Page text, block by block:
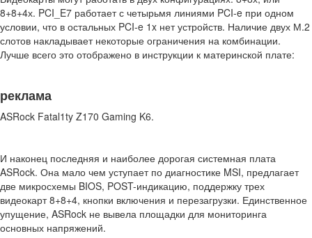
8+8+4х. PCI_E7 работает с четырьмя линиями PCI-e при одном
условии, что в остальных PCI-e 1x нет устройств. Наличие двух М.2
слотов накладывает некоторые ограничения на комбинации.
Лучше всего это отображено в инструкции к материнской плате:
реклама
ASRock Fatal1ty Z170 Gaming K6.
И наконец последняя и наиболее дорогая системная плата
ASRock. Она мало чем уступает по диагностике MSI, предлагает
две микросхемы BIOS, POST-индикацию, поддержку трех
видеокарт 8+8+4, кнопки включения и перезагрузки. Единственное
упущение, ASRock не вывела площадки для мониторинга
основных напряжений.